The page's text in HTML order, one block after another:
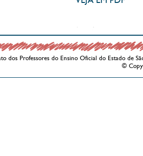
dos Professores do Ensino Oficial do Estado de
©